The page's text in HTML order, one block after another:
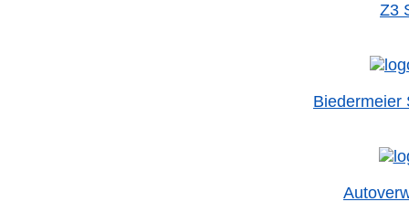
Z3
Biedermeier